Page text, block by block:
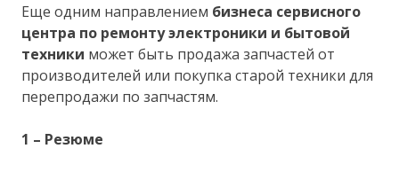
Еще одним направлением бизнеса сервисного
центра по ремонту электроники и бытовой
техники может быть продажа запчастей от
производителей или покупка старой техники для
перепродажи по запчастям.
1 – Резюме